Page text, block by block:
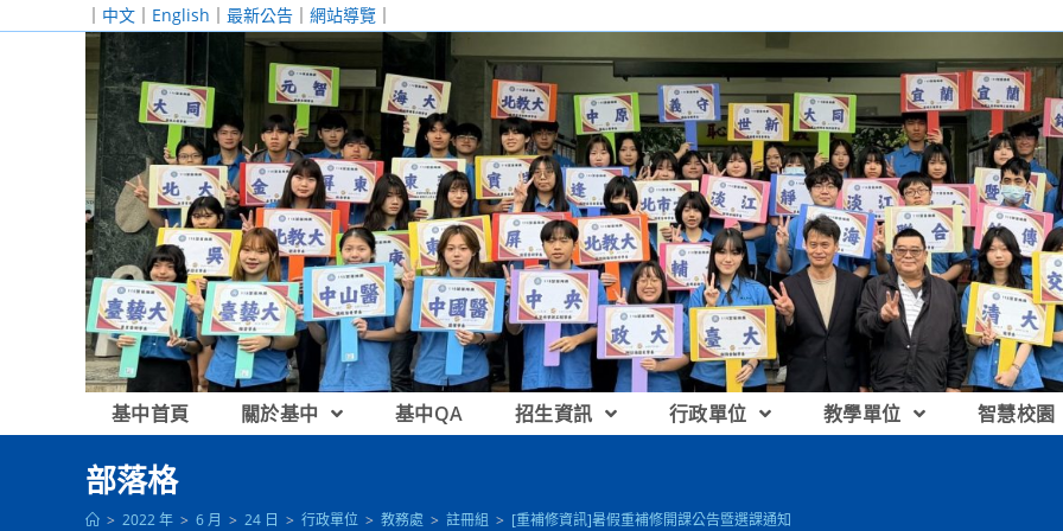
｜ 中文 ｜ English ｜ 最新公告 ｜ 網站導覽 ｜
基中首頁 關於基中 基中QA 招生資訊 行政單位 教學單位 智慧校園
部落格
> 2022 年 > 6 月 > 24 日 > 行政單位 > 教務處 > 註冊組 > [重補修資訊]暑假重補修開課公告暨選課通知